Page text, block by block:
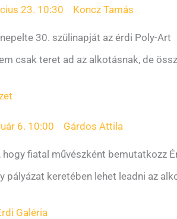
23. 10:30 Koncz Tamás
30. szülinapját az érdi Poly-Art
csak teret ad az alkotásnak, de
6. 10:00 Gárdos Attila
hogy fiatal művészként bemutatkozz
pályázat keretében lehet leadni az
Galéria